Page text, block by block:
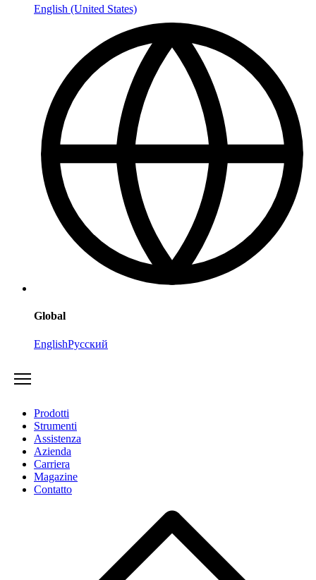
English (United States)
Global
EnglishРусский
Prodotti
Strumenti
Assistenza
Azienda
Carriera
Magazine
Contatto